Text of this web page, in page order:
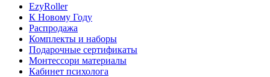
EzyRoller
К Новому Году
Распродажа
Комплекты и наборы
Подарочные сертификаты
Монтессори материалы
Кабинет психолога